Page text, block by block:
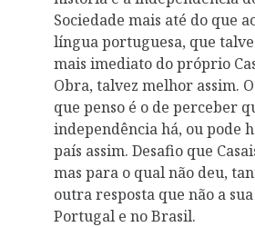
Sociedade mais até do que
língua portuguesa, que
mais imediato do próprio
Obra, talvez melhor assim.
que penso é o de perceber
independência há, ou pode
país assim. Desafio que
mas para o qual não deu,
outra resposta que não a
Portugal e no Brasil.